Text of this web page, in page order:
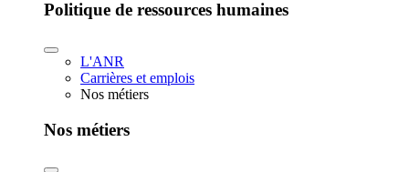
Politique de ressources humaines
L'ANR
Carrières et emplois
Nos métiers
Nos métiers